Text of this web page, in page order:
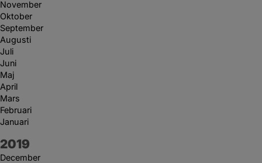
November
Oktober
September
Augusti
Juli
Juni
Maj
April
Mars
Februari
Januari
År:
2019
December